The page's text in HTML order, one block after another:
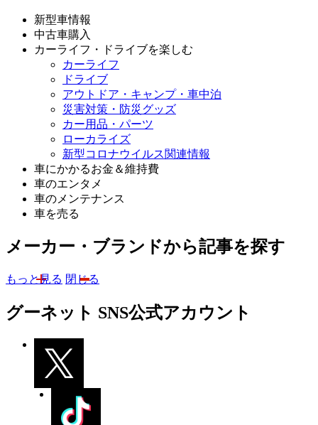
新型車情報
中古車購入
カーライフ・ドライブを楽しむ
カーライフ
ドライブ
アウトドア・キャンプ・車中泊
災害対策・防災グッズ
カー用品・パーツ
ローカライズ
新型コロナウイルス関連情報
車にかかるお金＆維持費
車のエンタメ
車のメンテナンス
車を売る
メーカー・ブランドから記事を探す
もっと見る 閉じる
グーネット SNS公式アカウント